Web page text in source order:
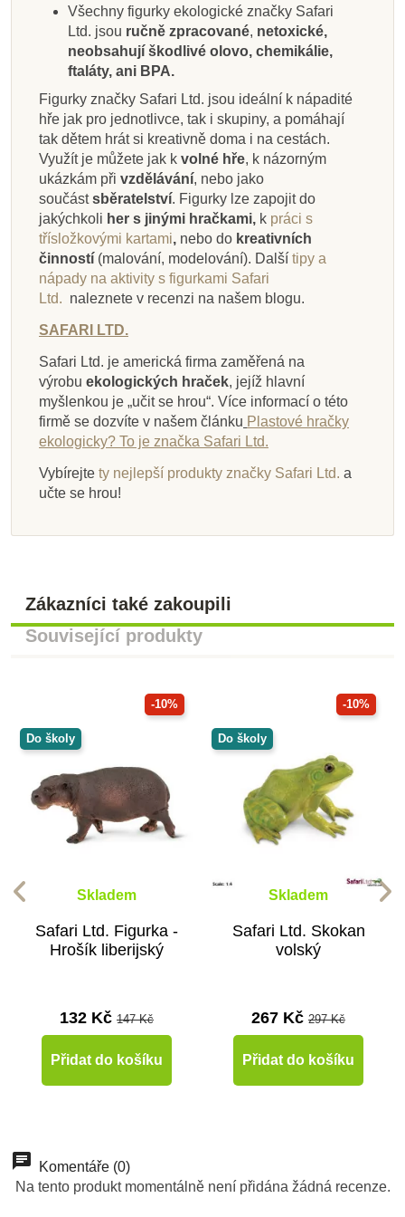
Zobrazit detail Zobrazit detail
Přidat do košíku Přidat do košíku
Zobrazit detail Přidat do košíku
Přidat do košíku Přidat do košíku
Všechny figurky ekologické značky Safari
Ltd. jsou ručně zpracované, netoxické,
neobsahují škodlivé olovo, chemikálie,
ftaláty, ani BPA.
Figurky značky Safari Ltd. jsou ideální k nápadité
hře jak pro jednotlivce, tak i skupiny, a pomáhají
tak dětem hrát si kreativně doma i na cestách.
Využít je můžete jak k volné hře, k názorným
ukázkám při vzdělávání, nebo jako
součástsběratelství. Figurky lze zapojit do
jakýchkoli her s jinými hračkami, k práci s
třísložkovými kartami, nebo do kreativních
činností (malování, modelování). Další tipy a
nápady na aktivity s figurkami Safari
Ltd. naleznete v recenzi na našem blogu.
SAFARI LTD.
Safari Ltd. je americká firma zaměřená na
výrobu ekologických hraček, jejíž hlavní
myšlenkou je „učit se hrou“. Více informací o této
firmě se dozvíte v našem článku Plastové hračky
ekologicky? To je značka Safari Ltd.
Vybírejte ty nejlepší produkty značky Safari Ltd. a
učte se hrou!
Zákazníci také zakoupili
Související produkty
-10%
Do školy
Skladem
Safari Ltd. Figurka -
Hrošík liberijský
132 Kč 147 Kč
Přidat do košíku
-10%
Do školy
Skladem
Safari Ltd. Skokan
volský
267 Kč 297 Kč
Přidat do košíku
Do školy
Do školy
Do školy
Do školy
Komentáře (0)
Na tento produkt momentálně není přidána žádná recenze.